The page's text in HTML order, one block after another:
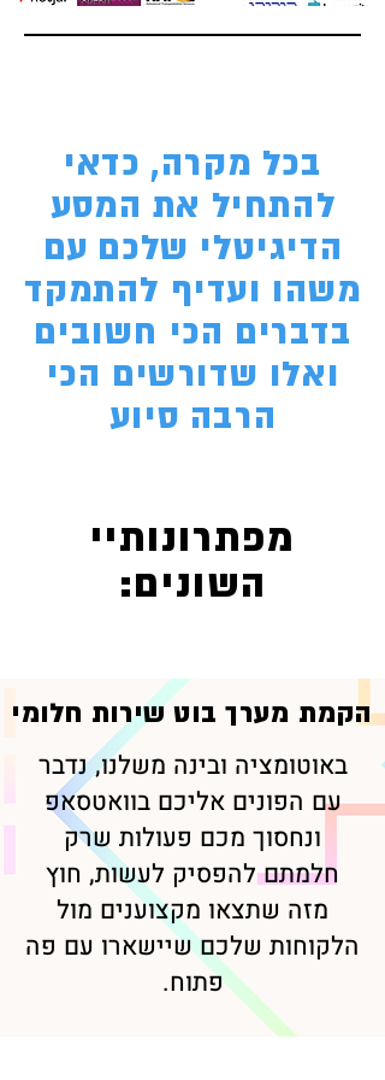
בכל מקרה, כדאי
להתחיל את המסע
הדיגיטלי שלכם עם
משהו ועדיף להתמקד
בדברים הכי חשובים
ואלו שדורשים הכי
הרבה סיוע
מפתרונותיי
השונים:
הקמת מערך בוט שירות חלומי
באוטומציה ובינה משלנו, נדבר
עם הפונים אליכם בוואטסאפ
ונחסוך מכם פעולות שרק
חלמתם להפסיק לעשות, חוץ
מזה שתצאו מקצוענים מול
הלקוחות שלכם שיישארו עם פה
פתוח.